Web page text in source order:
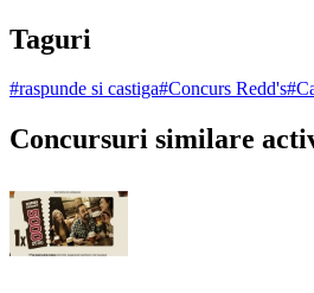
Taguri
#raspunde si castiga#Concurs Redd's#
Concursuri similare